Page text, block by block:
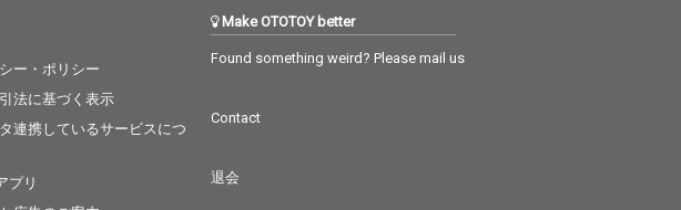
ー・ポリシー
法に基づく表示
連携しているサービスにつ
プリ
Make OTOTOY better
Found something weird? Please mail us
Contact
退会